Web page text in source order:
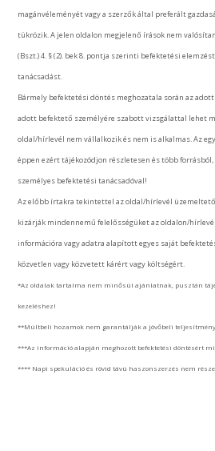
magánvéleményét vagy a szerzők által preferált
tükrözik. A jelen oldalon megjelenő írások nem
(Bszt.) 4. § (2). bek 8. pontja szerinti befektetési
tanácsadást.
Bármely befektetési döntés meghozatala során az
adott befektető személyére szabott vizsgálattal lehet
oldal/hírlevél nem vállalkozik és nem is alkalmas. Az
éppen ezért tájékozódjon részletesen és több
személyes befektetési tanácsadóval!
Az előbb írtakra tekintettel az oldal/hírlevél
kizárják mindennemű felelősségüket az oldalon/
információra vagy adatra alapított egyes saját
közvetlen vagy közvetett kárért vagy költségért.
*Az oldalak tartalma nem minősül ajánlatnak, pusztán
kezeléshez!
**Múltbeli hozamok nem garantálják a jövőbeli
***Az információ alapján meghozott befektetési döntésért
**** Napi spekuláció és rövid távú haszonszerzés nem